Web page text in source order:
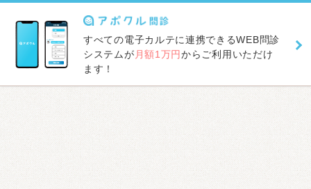
すべての電子カルテに連携できるWEB問診
システムが 月額1万円からご利用いただけ
ます！